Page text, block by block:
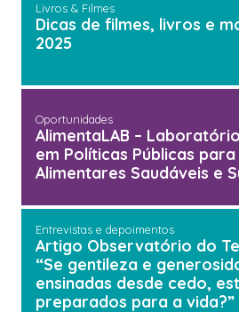
Livros & Filmes
Dicas de filmes, livros e
2025
Oportunidades
AlimentaLAB –
em Políticas Públicas
Alimentares Saudáveis e
Entrevistas e depoimentos
Artigo Observatório do
“Se gentileza e
ensinadas desde cedo,
preparados para a vida?”